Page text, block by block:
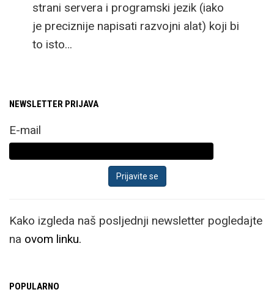
strani servera i programski jezik (iako
je preciznije napisati razvojni alat) koji bi
to isto…
NEWSLETTER PRIJAVA
E-mail
Kako izgleda naš posljednji newsletter pogledajte
na ovom linku.
POPULARNO